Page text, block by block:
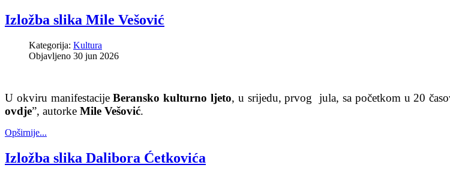
Izložba slika Mile Vešović
Kategorija: Kultura
Objavljeno 30 jun 2026
U okviru manifestacijeBeransko kulturno ljeto, u srijedu, prvog jula, sa početkom u 20
ovdje”, autorke Mile Vešović.
Opširnije...
Izložba slika Dalibora Ćetkovića